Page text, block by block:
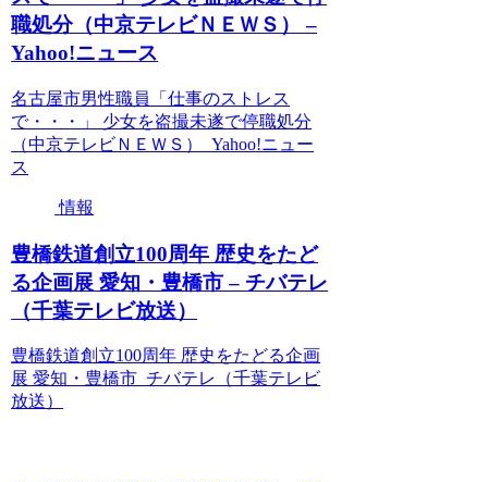
職処分（中京テレビＮＥＷＳ） –
Yahoo!ニュース
名古屋市男性職員「仕事のストレス
で・・・」 少女を盗撮未遂で停職処分
（中京テレビＮＥＷＳ） Yahoo!ニュー
ス
情報
豊橋鉄道創立100周年 歴史をたど
る企画展 愛知・豊橋市 – チバテレ
（千葉テレビ放送）
豊橋鉄道創立100周年 歴史をたどる企画
展 愛知・豊橋市 チバテレ（千葉テレビ
放送）